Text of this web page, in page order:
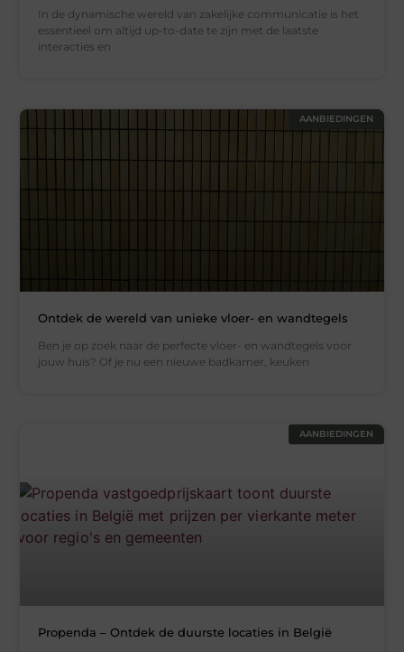
In de dynamische wereld van zakelijke communicatie is het
essentieel om altijd up-to-date te zijn met de laatste
interacties en
AANBIEDINGEN
Ontdek de wereld van unieke vloer- en wandtegels
Ben je op zoek naar de perfecte vloer- en wandtegels voor
jouw huis? Of je nu een nieuwe badkamer, keuken
AANBIEDINGEN
Propenda – Ontdek de duurste locaties in België